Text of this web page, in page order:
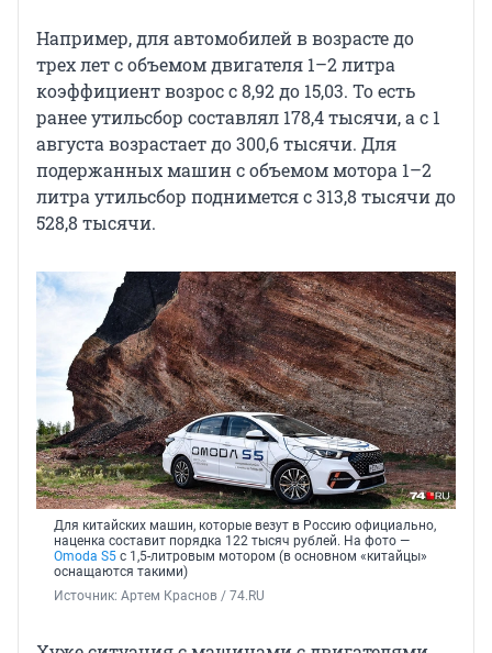
Например, для автомобилей в возрасте до
трех лет с объемом двигателя 1–2 литра
коэффициент возрос с 8,92 до 15,03. То есть
ранее утильсбор составлял 178,4 тысячи, а с 1
августа возрастает до 300,6 тысячи. Для
подержанных машин с объемом мотора 1–2
литра утильсбор поднимется с 313,8 тысячи до
528,8 тысячи.
Для китайских машин, которые везут в Россию официально,
наценка составит порядка 122 тысяч рублей. На фото —
Omoda S5 с 1,5-литровым мотором (в основном «китайцы»
оснащаются такими)
Источник: Артем Краснов / 74.RU